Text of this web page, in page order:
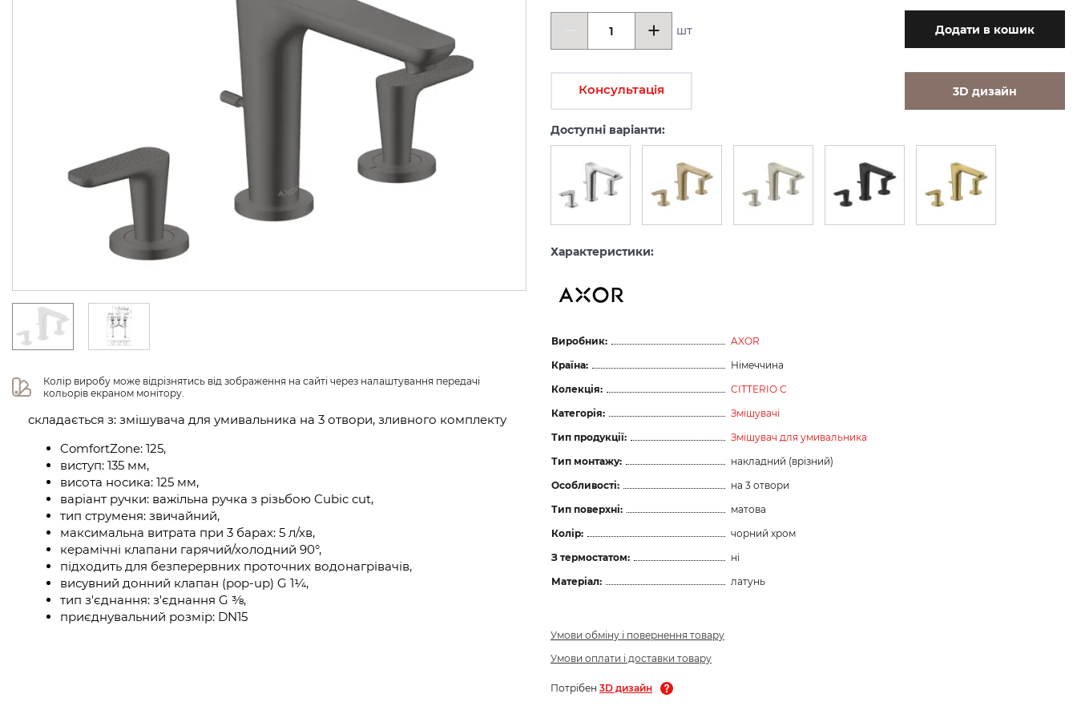
Колір виробу може відрізнятись від зображення на сайті через налаштування передачі
кольорів екраном монітору.
складається з: змішувача для умивальника на 3 отвори, зливного комплекту
ComfortZone: 125,
виступ: 135 мм,
висота носика: 125 мм,
варіант ручки: важільна ручка з різьбою Cubic cut,
тип струменя: звичайний,
максимальна витрата при 3 барах: 5 л/хв,
керамічні клапани гарячий/холодний 90°,
підходить для безперервних проточних водонагрівачів,
висувний донний клапан (pop-up) G 1¼,
тип з'єднання: з'єднання G ⅜,
приєднувальний розмір: DN15
шт Додати в кошик
Консультація 3D дизайн
Доступні варіанти:
Характеристики:
Виробник:
AXOR
Країна:
Німеччина
Колекція:
CITTERIO C
Категорія:
Змішувачі
Тип продукції:
Змішувач для умивальника
Тип монтажу:
накладний (врізний)
Особливості:
на 3 отвори
Тип поверхні:
матова
Колір:
чорний хром
З термостатом:
ні
Матеріал:
латунь
Умови обміну і повернення товару
Умови оплати і доставки товару
Потрібен 3D дизайн